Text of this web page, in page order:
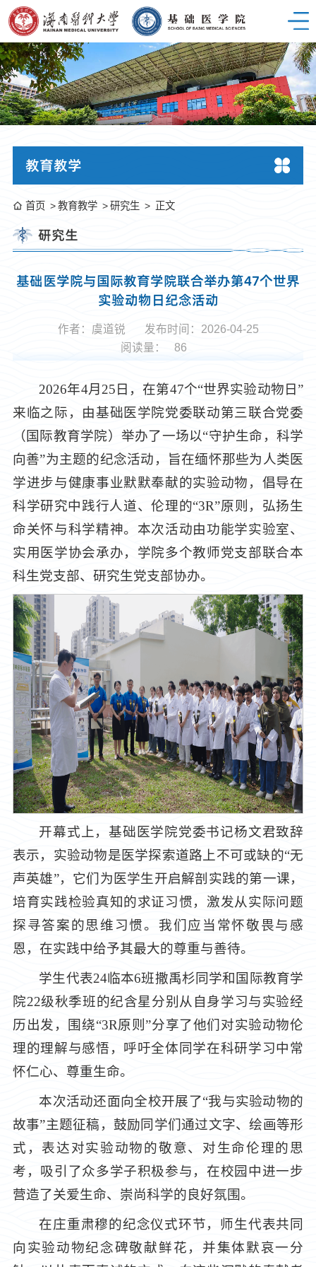
教育教学
首页 教育教学 研究生 正文
研究生
基础医学院与国际教育学院联合举办第47个世界
实验动物日纪念活动
作者：虞道锐
发布时间：2026-04-25
阅读量：
86
2026年4月25日，在第47个“世界实验动物日”
来临之际，由基础医学院党委联动第三联合党委
（国际教育学院）举办了一场以“守护生命，科学
向善”为主题的纪念活动，旨在缅怀那些为人类医
学进步与健康事业默默奉献的实验动物，倡导在
科学研究中践行人道、伦理的“3R”原则，弘扬生
命关怀与科学精神。本次活动由功能学实验室、
实用医学协会承办，学院多个教师党支部联合本
科生党支部、研究生党支部协办。
开幕式上，基础医学院党委书记杨文君致辞
表示，实验动物是医学探索道路上不可或缺的“无
声英雄”，它们为医学生开启解剖实践的第一课，
培育实践检验真知的求证习惯，激发从实际问题
探寻答案的思维习惯。我们应当常怀敬畏与感
恩，在实践中给予其最大的尊重与善待。
学生代表24临本6班撒禹杉同学和国际教育学
院22级秋季班的纪含星分别从自身学习与实验经
历出发，围绕“3R原则”分享了他们对实验动物伦
理的理解与感悟，呼吁全体同学在科研学习中常
怀仁心、尊重生命。
本次活动还面向全校开展了“我与实验动物的
故事”主题征稿，鼓励同学们通过文字、绘画等形
式，表达对实验动物的敬意、对生命伦理的思
考，吸引了众多学子积极参与，在校园中进一步
营造了关爱生命、崇尚科学的良好氛围。
在庄重肃穆的纪念仪式环节，师生代表共同
向实验动物纪念碑敬献鲜花，并集体默哀一分